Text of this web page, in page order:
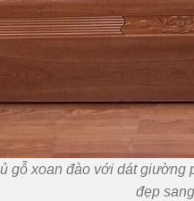
gỗ xoan đào với dát giường
đẹp